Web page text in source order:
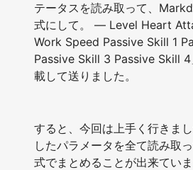
テータスを読み取って、
式にして。 — Level Heart
Work Speed Passive Skill 1
Passive Skill 3 Passive Skill 4
載して送りました。
すると、今回は上手く行きま
したパラメータを全て読み取
式でまとめることが出来てい